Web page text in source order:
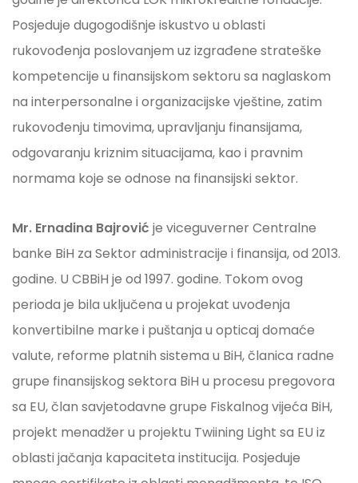
Posjeduje dugogodišnje iskustvo u oblasti
rukovođenja poslovanjem uz izgrađene strateške
kompetencije u finansijskom sektoru sa naglaskom
na interpersonalne i organizacijske vještine, zatim
rukovođenju timovima, upravljanju finansijama,
odgovaranju kriznim situacijama, kao i pravnim
normama koje se odnose na finansijski sektor.
Mr. Ernadina Bajrović je viceguverner Centralne
banke BiH za Sektor administracije i finansija, od 2013.
godine. U CBBiH je od 1997. godine. Tokom ovog
perioda je bila uključena u projekat uvođenja
konvertibilne marke i puštanja u opticaj domaće
valute, reforme platnih sistema u BiH, članica radne
grupe finansijskog sektora BiH u procesu pregovora
sa EU, član savjetodavne grupe Fiskalnog vijeća BiH,
projekt menadžer u projektu Twiining Light sa EU iz
oblasti jačanja kapaciteta institucija. Posjeduje